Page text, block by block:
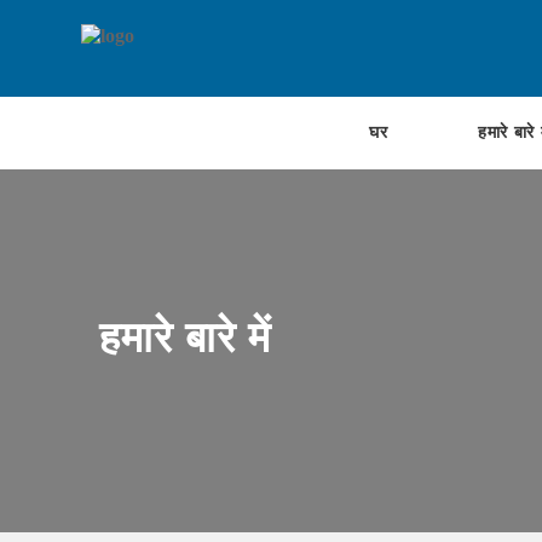
घर हमारे बारे
हमारे बारे में